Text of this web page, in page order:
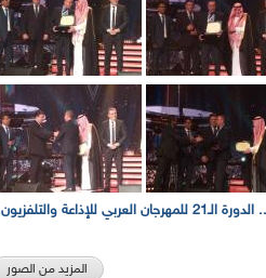
بالصور... الدورة الـ21 للمهرجان العربي للإذاعة والتلفزيون
المزيد من الصور